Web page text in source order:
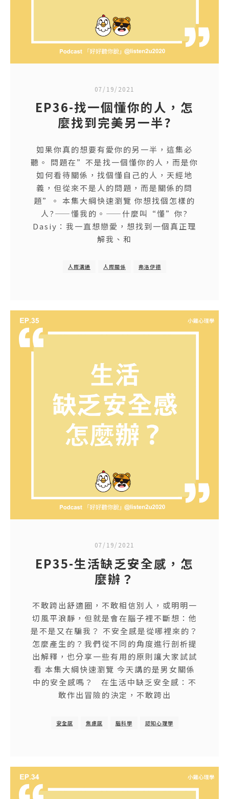
07/19/2021
EP36-找一個懂你的人，怎
麼找到完美另一半?
如果你真的想要有愛你的另一半，這集必
聽。 問題在”不是找一個懂你的人，而是你
如何看待關係，找個懂自己的人，天經地
義，但從來不是人的問題，而是關係的問
題”。 本集大綱快速瀏覽 你想找個怎樣的
人?——懂我的。——什麼叫“懂”你?
Dasiy：我一直想戀愛，想找到一個真正理
解我、和
人際溝通 人際關係 弗洛伊德
07/19/2021
EP35-生活缺乏安全感，怎
麼辦？
不敢跨出舒適圈，不敢相信別人，或明明一
切風平浪靜，但就是會在腦子裡不斷想：他
是不是又在騙我？ 不安全感是從哪裡來的？
怎麼產生的？我們從不同的角度進行剖析提
出解釋，也分享一些有用的原則讓大家試試
看 本集大綱快速瀏覽 今天講的是男女關係
中的安全感嗎？ 在生活中缺乏安全感：不
敢作出冒險的決定，不敢跨出
安全感 焦慮感 腦科學 認知心理學